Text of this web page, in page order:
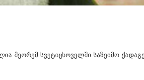
მეორემ სვეტიცხოველში საზეიმო